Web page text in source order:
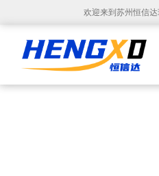
欢迎来到苏州恒信